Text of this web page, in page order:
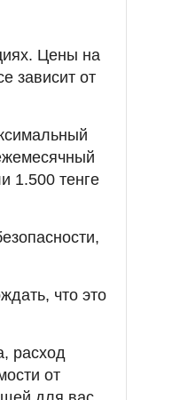
Цены на
зависит от
1.500 тенге
что это
расход
от